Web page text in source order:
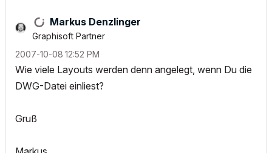
Markus Denzlinger
Graphisoft Partner
‎2007-10-08 12:52 PM
Wie viele Layouts werden denn angelegt, wenn Du die
DWG-Datei einliest?
Gruß